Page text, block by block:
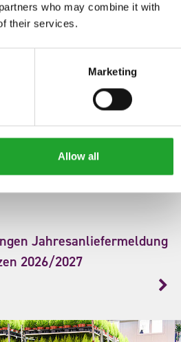
who may combine it with
their services.
Marketing
Allow all
Jahresanliefermeldung
2026/2027